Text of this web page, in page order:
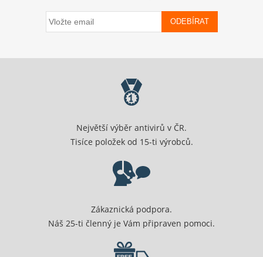
ODEBÍRAT
Největší výběr antivirů v ČR.
Tisíce položek od 15-ti výrobců.
Zákaznická podpora.
Náš 25-ti členný je Vám připraven pomoci.